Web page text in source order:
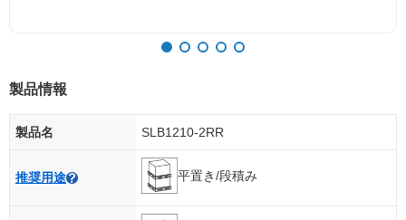
製品情報
製品名 SLB1210-2RR
推奨用途 平置き/段積み